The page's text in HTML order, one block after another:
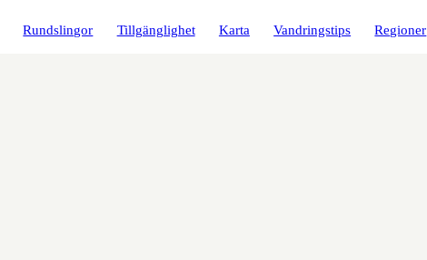
Rundslingor Tillgänglighet Karta Vandringstips Regioner